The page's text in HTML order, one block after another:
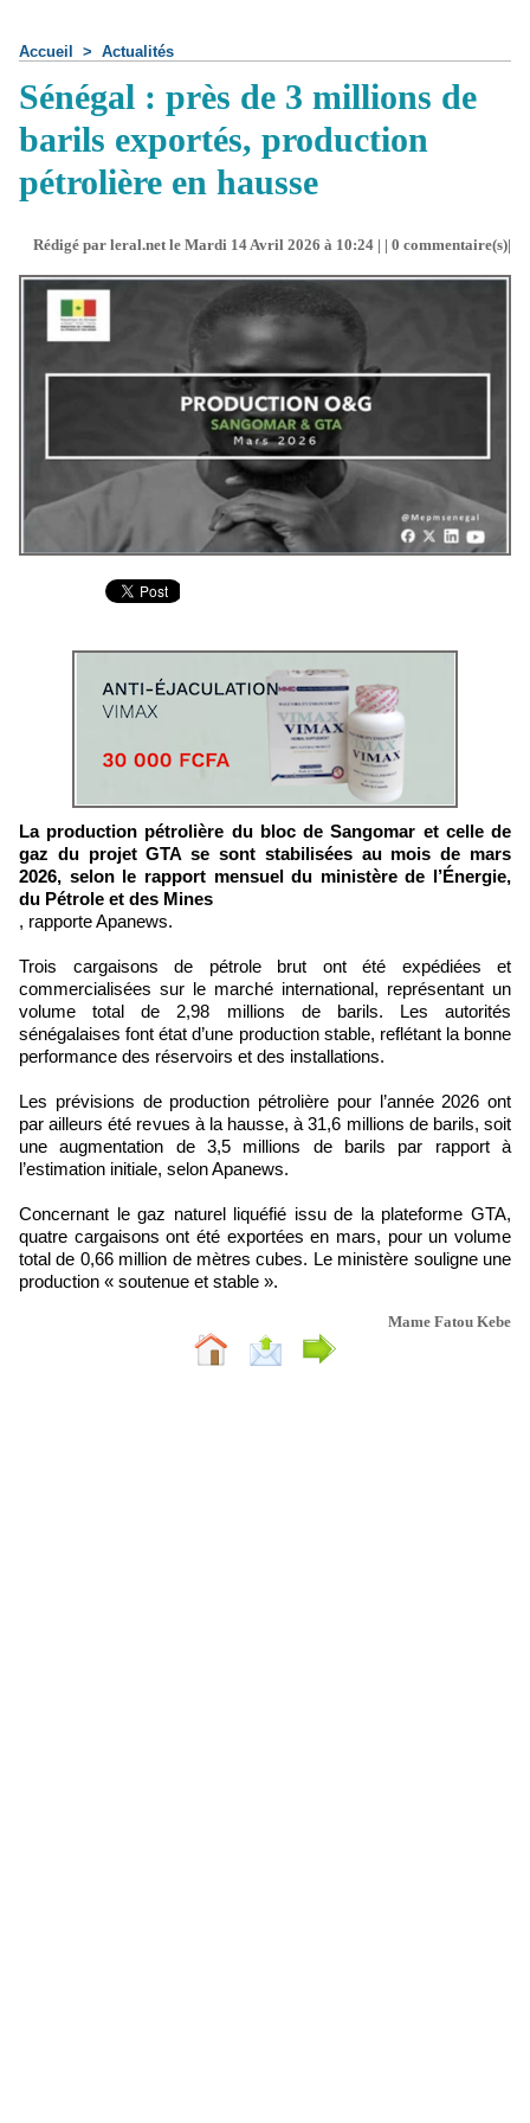
Accueil > Actualités
Sénégal : près de 3 millions de
barils exportés, production
pétrolière en hausse
Rédigé par leral.net le Mardi 14 Avril 2026 à 10:24 | | 0 commentaire(s)|
La production pétrolière du bloc de Sangomar et celle de
gaz du projet GTA se sont stabilisées au mois de mars
2026, selon le rapport mensuel du ministère de l’Énergie,
du Pétrole et des Mines
, rapporte Apanews.
Trois cargaisons de pétrole brut ont été expédiées et
commercialisées sur le marché international, représentant un
volume total de 2,98 millions de barils. Les autorités
sénégalaises font état d’une production stable, reflétant la bonne
performance des réservoirs et des installations.
Les prévisions de production pétrolière pour l’année 2026 ont
par ailleurs été revues à la hausse, à 31,6 millions de barils, soit
une augmentation de 3,5 millions de barils par rapport à
l’estimation initiale, selon Apanews.
Concernant le gaz naturel liquéfié issu de la plateforme GTA,
quatre cargaisons ont été exportées en mars, pour un volume
total de 0,66 million de mètres cubes. Le ministère souligne une
production « soutenue et stable ».
Mame Fatou Kebe